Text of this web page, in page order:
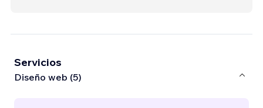
Servicios
Diseño web (5)